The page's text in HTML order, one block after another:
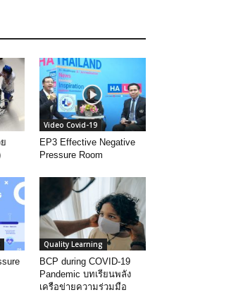
Video Covid-19
EP3 Effective Negative
Pressure Room
Quality Learning
BCP during COVID-19
Pandemic บทเรียนพลัง
เครือข่ายความร่วมมือ